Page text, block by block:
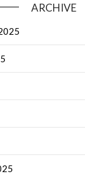
ARCHIVE